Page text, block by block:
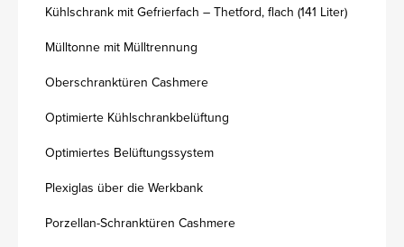
Kühlschrank mit Gefrierfach – Thetford, flach (141 Liter)
Mülltonne mit Mülltrennung
Oberschranktüren Cashmere
Optimierte Kühlschrankbelüftung
Optimiertes Belüftungssystem
Plexiglas über die Werkbank
Porzellan-Schranktüren Cashmere